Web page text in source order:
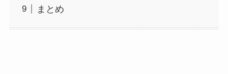
まとめ